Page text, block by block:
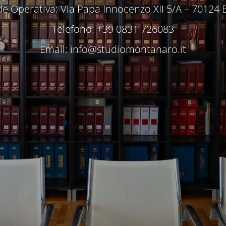
Operativa: Via Papa Innocenzo XII 5/A – 70124
Telefono: +39 0831 726083
Email:info@studiomontanaro.it